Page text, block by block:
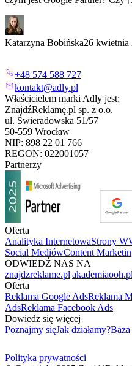
Katarzyna Bobińska26 kwietnia
+48 574 588 727
kontakt@adly.pl
Właścicielem marki Adly jest:
ZnajdźReklamę.pl sp. z o.o.
ul. Świeradowska 51/57
50-559 Wrocław
NIP: 898 22 01 766
REGON: 022001057
Partnerzy
Oferta
Analityka InternetowaStrony
Social MediówContent
ODWIEDŹ NAS NA
znajdzreklame.pl|akademiaooh.pl
Oferta
Reklama Google AdsReklama
AdsReklama Facebook Ads
Dowiedz się więcej
Poznajmy sięJak działamy?
Polityka prywatności